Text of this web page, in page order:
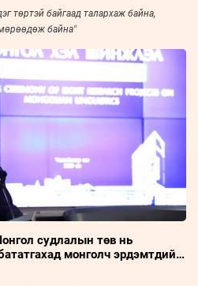
төртэй байгаад талархаж байна,
байна"
судлалын төв нь
монголч эрдэмтдийн